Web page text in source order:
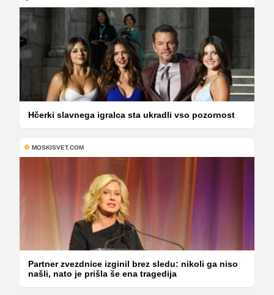
Hčerki slavnega igralca sta ukradli vso pozornost
MOSKISVET.COM
Partner zvezdnice izginil brez sledu: nikoli ga niso
našli, nato je prišla še ena tragedija